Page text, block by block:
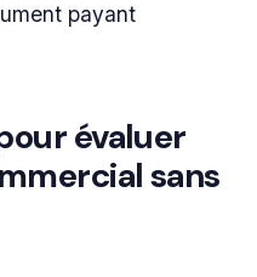
payant
évaluer
sans